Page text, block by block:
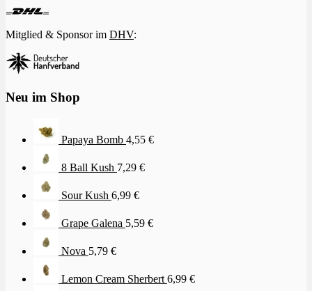
Mitglied & Sponsor im DHV:
Neu im Shop
Papaya Bomb 4,55 €
8 Ball Kush 7,29 €
Sour Kush 6,99 €
Grape Galena 5,59 €
Nova 5,79 €
Lemon Cream Sherbert 6,99 €